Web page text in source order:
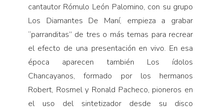
cantautor Rómulo León Palomino, con su grupo
Los Diamantes De Maní, empieza a grabar
“parranditas” de tres o más temas para recrear
el efecto de una presentación en vivo. En esa
época aparecen también Los ídolos
Chancayanos, formado por los hermanos
Robert, Rosmel y Ronald Pacheco, pioneros en
el uso del sintetizador desde su disco